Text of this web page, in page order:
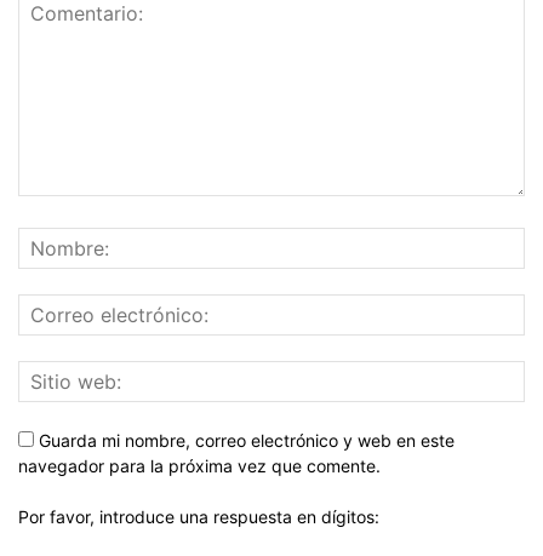
Guarda mi nombre, correo electrónico y web en este
navegador para la próxima vez que comente.
Por favor, introduce una respuesta en dígitos: